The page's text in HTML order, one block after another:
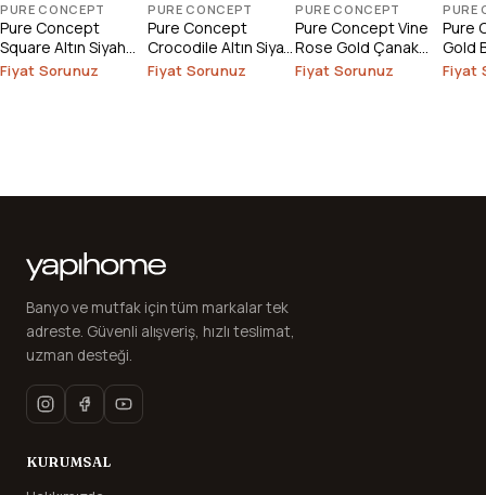
PURE CONCEPT
Pure Concept
Square Altın Siyah
Çanak Lavabo (
Fiyat Sorunuz
PURE CONCEPT
Pure Concept
Crocodile Altın Siyah
Çanak Lavabo
Fiyat Sorunuz
PURE CONCEPT
Pure Concept Vine
Rose Gold Çanak
Lavabo (Outlet)
Fiyat Sorunuz
PURE
Pure
Gold
Fiyat
Banyo ve mutfak için tüm markalar tek
adreste. Güvenli alışveriş, hızlı teslimat,
uzman desteği.
KURUMSAL